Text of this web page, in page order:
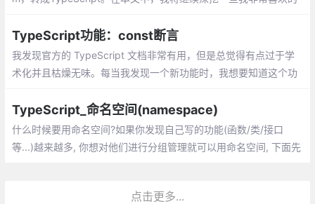
TypeScript功能：const断言
我发现官方的 TypeScript 文档非常有用，但是总觉得有点过于学
术化并且枯燥无味。每当我发现一个新功能时，我想要知道这个功
TypeScript_命名空间(namespace)
什么时候要用命名空间?如果你发现自己写的功能(函数/类/接口
等...)越来越多, 你想对他们进行分组管理就可以用命名空间, 下面先
点击更多...